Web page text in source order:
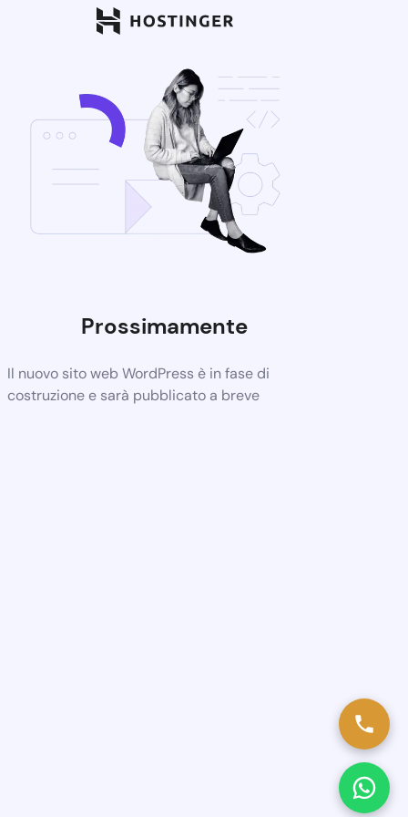
Prossimamente
Il nuovo sito web WordPress è in fase di
costruzione e sarà pubblicato a breve